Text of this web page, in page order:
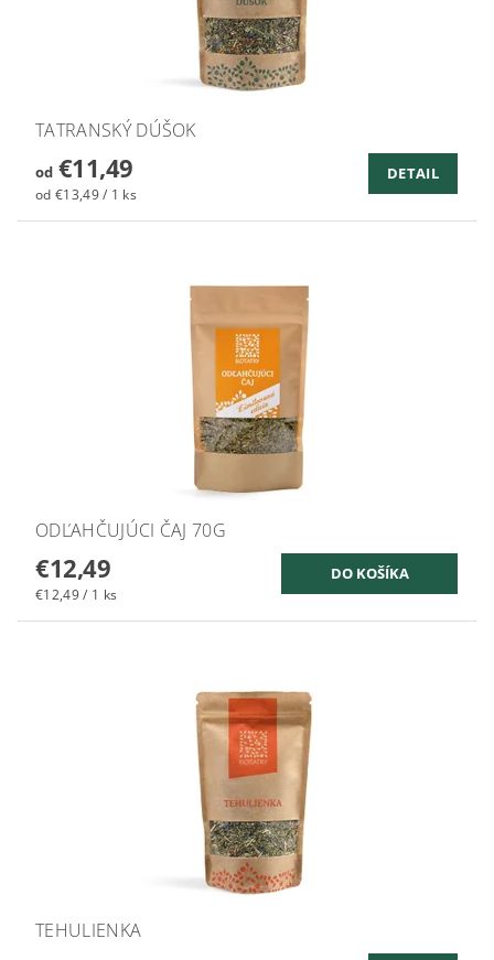
TATRANSKÝ DÚŠOK
od€11,49
od €13,49 / 1 ks
DETAIL
ODĽAHČUJÚCI ČAJ 70G
€12,49
€12,49 / 1 ks
TEHULIENKA